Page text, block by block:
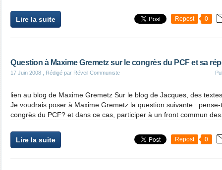
Lire la suite Repost 0
Question à Maxime Gremetz sur le congrès du PCF et sa
17 Juin 2008 , Rédigé par Réveil Communiste
lien au blog de Maxime Gremetz Sur le blog de Jacques, des
Je voudrais poser à Maxime Gremetz la question suivante :
congrès du PCF? et dans ce cas, participer à un front commun
Lire la suite Repost 0